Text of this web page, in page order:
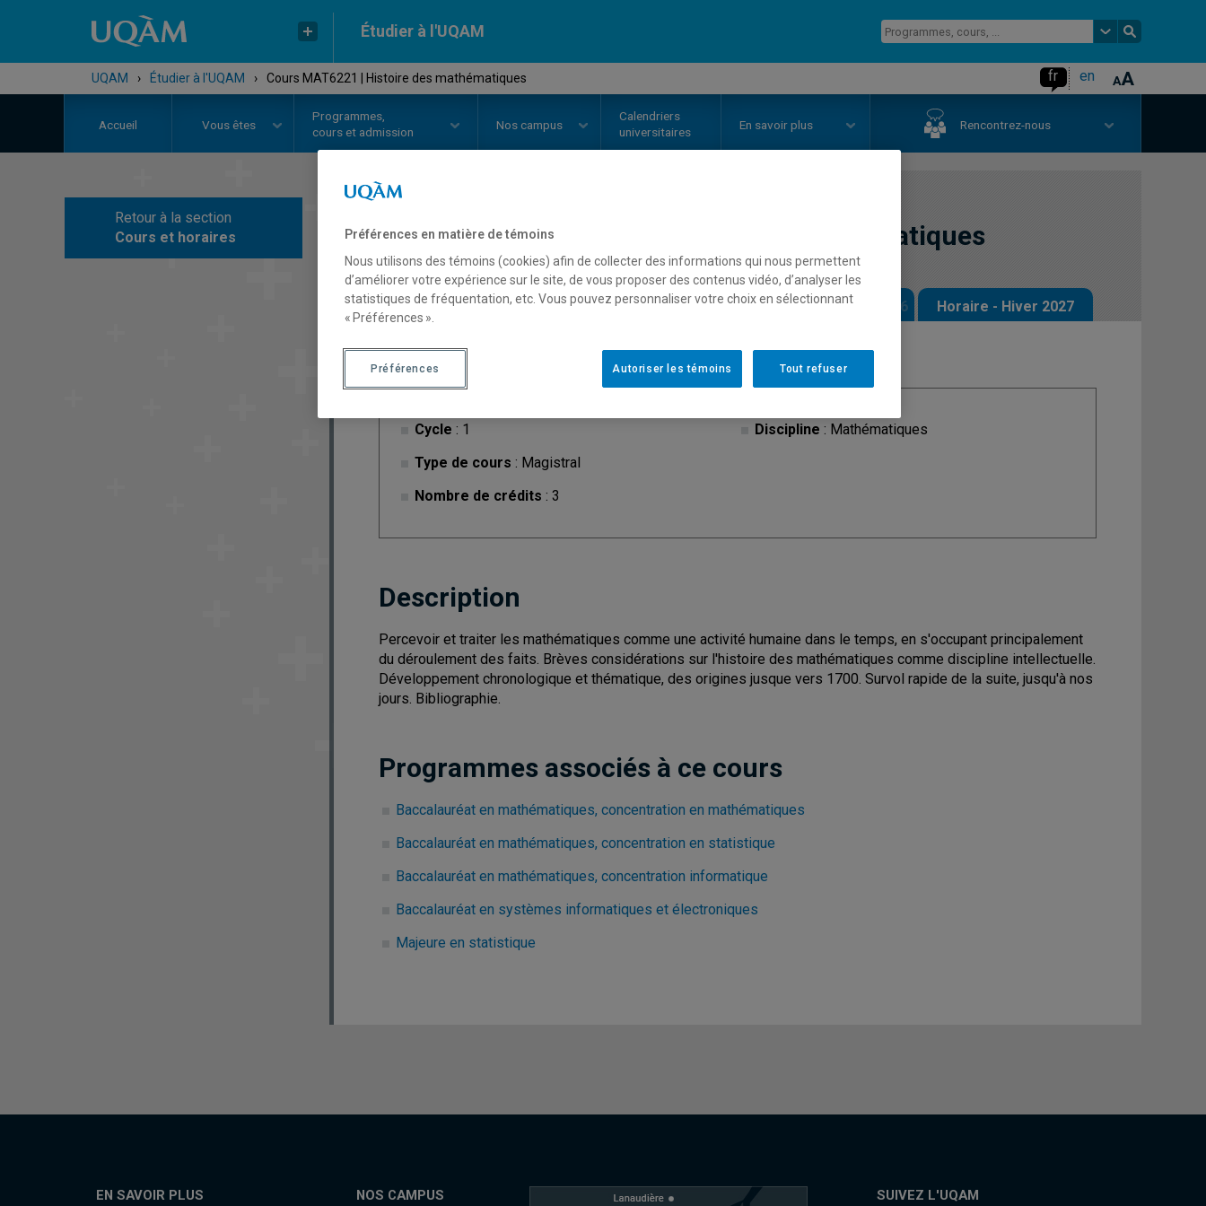
Étudier à l'UQAM
UQAM › Étudier à l'UQAM › Cours MAT6221 | Histoire des mathématiques fr en
Accueil Vous êtes
Programmes,
cours et admission
Nos campus
Calendriers
universitaires
En savoir plus Rencontrez-nous
Retour à la section
Cours et horaires
COURS// MAT6221 Histoire des mathématiques
Description Horaire - Été 2026 Horaire - Automne 2026 Horaire - Hiver 2027
Cycle : 1
Type de cours : Magistral
Nombre de crédits : 3
Discipline : Mathématiques
Description
Percevoir et traiter les mathématiques comme une activité humaine dans le temps, en s'occupant principalement
du déroulement des faits. Brèves considérations sur l'histoire des mathématiques comme discipline intellectuelle.
Développement chronologique et thématique, des origines jusque vers 1700. Survol rapide de la suite, jusqu'à nos
jours. Bibliographie.
Programmes associés à ce cours
Baccalauréat en mathématiques, concentration en mathématiques
Baccalauréat en mathématiques, concentration en statistique
Baccalauréat en mathématiques, concentration informatique
Baccalauréat en systèmes informatiques et électroniques
Majeure en statistique
EN SAVOIR PLUS NOS CAMPUS SUIVEZ L'UQAM
Préférences en matière de témoins
Nous utilisons des témoins (cookies) afin de collecter des informations qui nous permettent
d’améliorer votre expérience sur le site, de vous proposer des contenus vidéo, d’analyser les
statistiques de fréquentation, etc. Vous pouvez personnaliser votre choix en sélectionnant
« Préférences ».
Tout refuser
Autoriser les témoins
Préférences